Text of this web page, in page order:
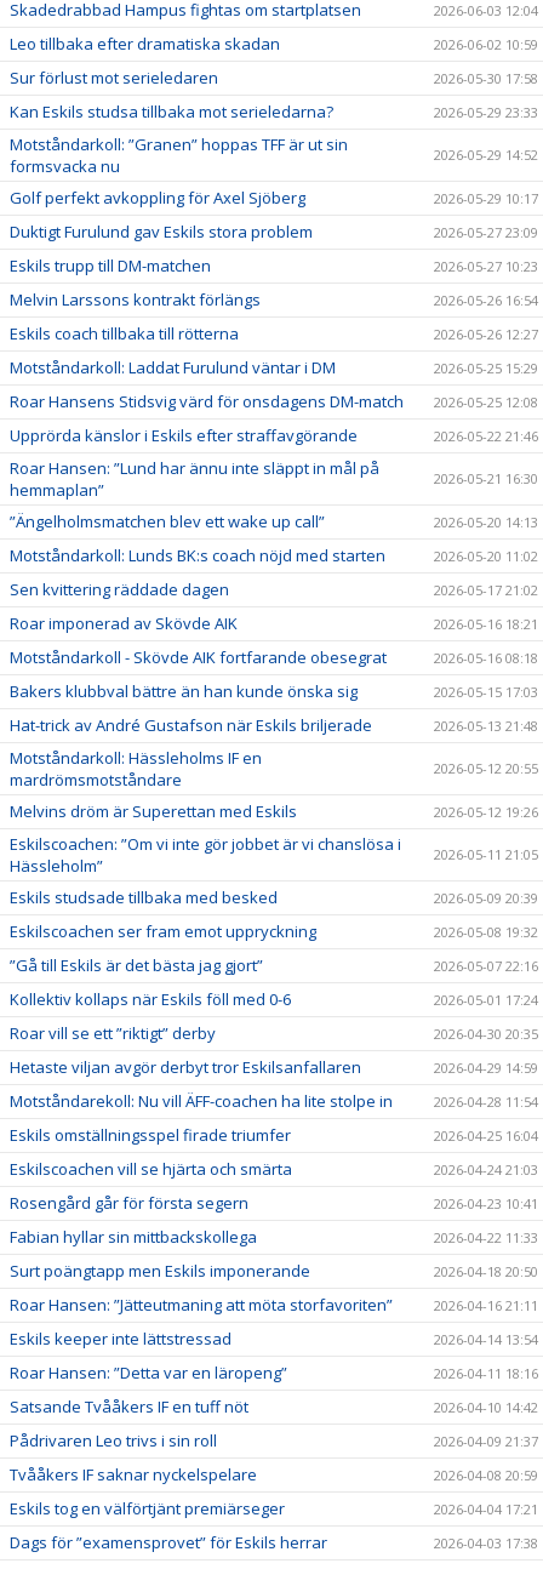
Skadedrabbad Hampus fightas om startplatsen 2026-06-03 12:04
Leo tillbaka efter dramatiska skadan 2026-06-02 10:59
Sur förlust mot serieledaren 2026-05-30 17:58
Kan Eskils studsa tillbaka mot serieledarna? 2026-05-29 23:33
Motståndarkoll: ”Granen” hoppas TFF är ut sin
formsvacka nu
2026-05-29 14:52
Golf perfekt avkoppling för Axel Sjöberg 2026-05-29 10:17
Duktigt Furulund gav Eskils stora problem 2026-05-27 23:09
Eskils trupp till DM-matchen 2026-05-27 10:23
Melvin Larssons kontrakt förlängs 2026-05-26 16:54
Eskils coach tillbaka till rötterna 2026-05-26 12:27
Motståndarkoll: Laddat Furulund väntar i DM 2026-05-25 15:29
Roar Hansens Stidsvig värd för onsdagens DM-match 2026-05-25 12:08
Upprörda känslor i Eskils efter straffavgörande 2026-05-22 21:46
Roar Hansen: ”Lund har ännu inte släppt in mål på
hemmaplan”
2026-05-21 16:30
”Ängelholmsmatchen blev ett wake up call” 2026-05-20 14:13
Motståndarkoll: Lunds BK:s coach nöjd med starten 2026-05-20 11:02
Sen kvittering räddade dagen 2026-05-17 21:02
Roar imponerad av Skövde AIK 2026-05-16 18:21
Motståndarkoll - Skövde AIK fortfarande obesegrat 2026-05-16 08:18
Bakers klubbval bättre än han kunde önska sig 2026-05-15 17:03
Hat-trick av André Gustafson när Eskils briljerade 2026-05-13 21:48
Motståndarkoll: Hässleholms IF en
mardrömsmotståndare
2026-05-12 20:55
Melvins dröm är Superettan med Eskils 2026-05-12 19:26
Eskilscoachen: ”Om vi inte gör jobbet är vi chanslösa i
Hässleholm”
2026-05-11 21:05
Eskils studsade tillbaka med besked 2026-05-09 20:39
Eskilscoachen ser fram emot uppryckning 2026-05-08 19:32
”Gå till Eskils är det bästa jag gjort” 2026-05-07 22:16
Kollektiv kollaps när Eskils föll med 0-6 2026-05-01 17:24
Roar vill se ett ”riktigt” derby 2026-04-30 20:35
Hetaste viljan avgör derbyt tror Eskilsanfallaren 2026-04-29 14:59
Motståndarekoll: Nu vill ÄFF-coachen ha lite stolpe in 2026-04-28 11:54
Eskils omställningsspel firade triumfer 2026-04-25 16:04
Eskilscoachen vill se hjärta och smärta 2026-04-24 21:03
Rosengård går för första segern 2026-04-23 10:41
Fabian hyllar sin mittbackskollega 2026-04-22 11:33
Surt poängtapp men Eskils imponerande 2026-04-18 20:50
Roar Hansen: ”Jätteutmaning att möta storfavoriten” 2026-04-16 21:11
Eskils keeper inte lättstressad 2026-04-14 13:54
Roar Hansen: ”Detta var en läropeng” 2026-04-11 18:16
Satsande Tvååkers IF en tuff nöt 2026-04-10 14:42
Pådrivaren Leo trivs i sin roll 2026-04-09 21:37
Tvååkers IF saknar nyckelspelare 2026-04-08 20:59
Eskils tog en välförtjänt premiärseger 2026-04-04 17:21
Dags för ”examensprovet” för Eskils herrar 2026-04-03 17:38